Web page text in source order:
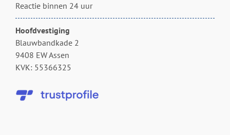
Reactie binnen 24 uur
Hoofdvestiging
Blauwbandkade 2
9408 EW Assen
KVK: 55366325